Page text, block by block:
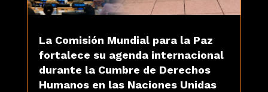
La Comisión Mundial para la Paz
fortalece su agenda internacional
durante la Cumbre de Derechos
Humanos en las Naciones Unidas